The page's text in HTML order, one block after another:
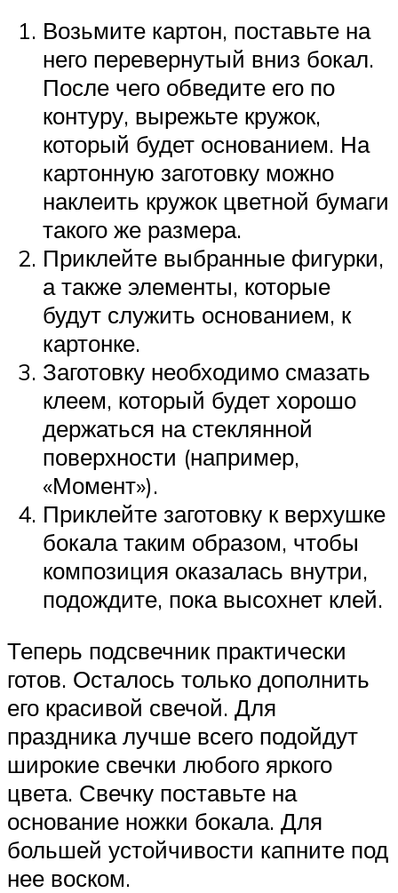
Возьмите картон, поставьте на
него перевернутый вниз бокал.
После чего обведите его по
контуру, вырежьте кружок,
который будет основанием. На
картонную заготовку можно
наклеить кружок цветной бумаги
такого же размера.
Приклейте выбранные фигурки,
а также элементы, которые
будут служить основанием, к
картонке.
Заготовку необходимо смазать
клеем, который будет хорошо
держаться на стеклянной
поверхности (например,
«Момент»).
Приклейте заготовку к верхушке
бокала таким образом, чтобы
композиция оказалась внутри,
подождите, пока высохнет клей.
Теперь подсвечник практически
готов. Осталось только дополнить
его красивой свечой. Для
праздника лучше всего подойдут
широкие свечки любого яркого
цвета. Свечку поставьте на
основание ножки бокала. Для
большей устойчивости капните под
нее воском.